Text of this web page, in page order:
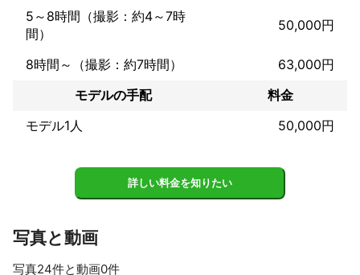
5～8時間（撮影：約4～7時
間）
50,000円
8時間～（撮影：約7時間）
63,000円
モデルの手配
料金
モデル1人
50,000円
詳しい料金を知りたい
写真と動画
写真24件と動画0件